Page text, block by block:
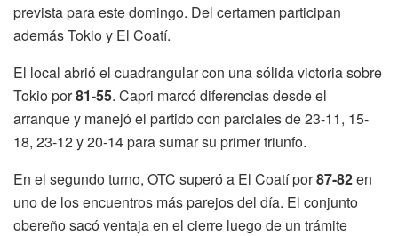
prevista para este domingo. Del certamen participan
además Tokio y El Coatí.
El local abrió el cuadrangular con una sólida victoria sobre
Tokio por81-55. Capri marcó diferencias desde el
arranque y manejó el partido con parciales de 23-11, 15-
18, 23-12 y 20-14 para sumar su primer triunfo.
En el segundo turno, OTC superó a El Coatí por87-82en
uno de los encuentros más parejos del día. El conjunto
obereño sacó ventaja en el cierre luego de un trámite